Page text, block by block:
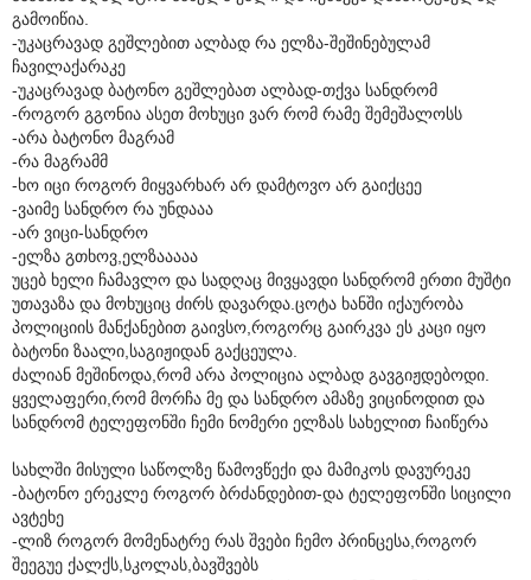
გამოიწია.
-უკაცრავად გეშლებით ალბად რა ელზა-შეშინებულამ
ჩავილაქარაკე
-უკაცრავად ბატონო გეშლებათ ალბად-თქვა სანდრომ
-როგორ გგონია ასეთ მოხუცი ვარ რომ რამე შემეშალოსს
-არა ბატონო მაგრამ
-რა მაგრამმ
-ხო იცი როგორ მიყვარხარ არ დამტოვო არ გაიქცეე
-ვაიმე სანდრო რა უნდააა
-არ ვიცი-სანდრო
-ელზა გთხოვ,ელზააააა
უცებ ხელი ჩამავლო და სადღაც მივყავდი სანდრომ ერთი მუშტი
უთავაზა და მოხუციც ძირს დავარდა.ცოტა ხანში იქაურობა
პოლიციის მანქანებით გაივსო,როგორც გაირკვა ეს კაცი იყო
ბატონი ზაალი,საგიჟიდან გაქცეულა.
ძალიან მეშინოდა,რომ არა პოლიცია ალბად გავგიჟდებოდი.
ყველაფერი,რომ მორჩა მე და სანდრო ამაზე ვიცინოდით და
სანდრომ ტელეფონში ჩემი ნომერი ელზას სახელით ჩაიწერა
სახლში მისული საწოლზე წამოვწექი და მამიკოს დავურეკე
-ბატონო ერეკლე როგორ ბრძანდებით-და ტელეფონში სიცილი
ავტეხე
-ლიზ როგორ მომენატრე რას შვები ჩემო პრინცესა,როგორ
შეეგუე ქალქს,სკოლას,ბავშვებს